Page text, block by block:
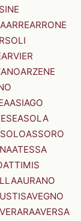
ARREARRONE
ARVIER
ARZENE
ASIAGO
ASOLA
ASSORO
ATESSA
ATTIMIS
AURANO
AVEGNO
AVERSA